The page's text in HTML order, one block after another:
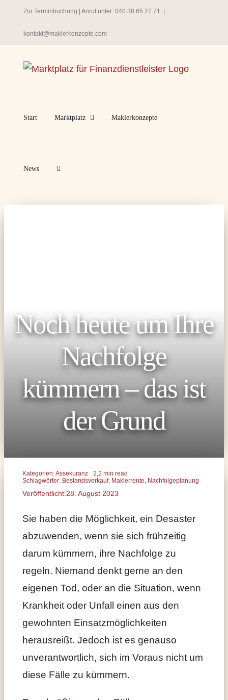
springen
Zur Terminbuchung | Anruf unter: 040 38 65 27 71
kontakt@maklerkonzepte.com
Start Marktplatz Maklerkonzepte
News
Noch heute um Ihre
Nachfolge
kümmern – das ist
der Grund
Kategorien:Assekuranz
2,2 min read
Schlagwörter: Bestandsverkauf, Maklerrente Nachfolgeplanung
Veröffentlicht:28. August 2023
Sie haben die Möglichkeit, ein Desaster
abzuwenden, wenn sie sich frühzeitig
darum kümmern, ihre Nachfolge zu
regeln. Niemand denkt gerne an den
eigenen Tod, oder an die Situation, wenn
Krankheit oder Unfall einen aus den
gewohnten Einsatzmöglichkeiten
herausreißt. Jedoch ist es genauso
unverantwortlich, sich im Voraus nicht um
diese Fälle zu kümmern.